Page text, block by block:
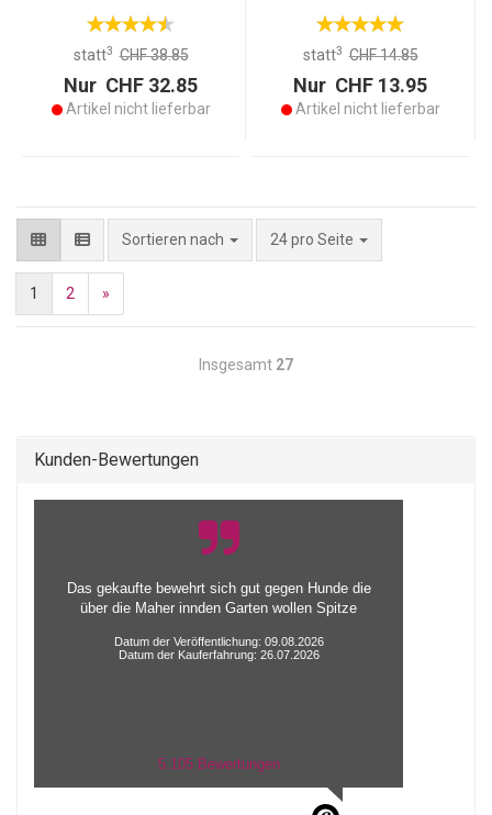
Weiss/Braun 89cm lang, Ø
16cm Blütenkopf -
statt3 CHF 38.85
Nur CHF 32.85
Artikel nicht lieferbar
Polyester, PE, Draht, grün -
98 cm für Vase/Kranz
statt3 CHF 14.85
Nur CHF 13.95
Artikel nicht lieferbar
Sortieren nach 24 pro Seite
1 2 »
Insgesamt 27
Kunden-Bewertungen
Das gekaufte bewehrt sich gut gegen Hunde die
über die Maher innden Garten wollen Spitze
Datum der Veröffentlichung: 09.08.2026
Datum der Kauferfahrung: 26.07.2026
5.105 Bewertungen